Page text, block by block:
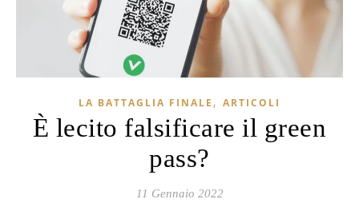
LA BATTAGLIA FINALE , ARTICOLI
È lecito falsificare il green
pass?
11 Gennaio 2022